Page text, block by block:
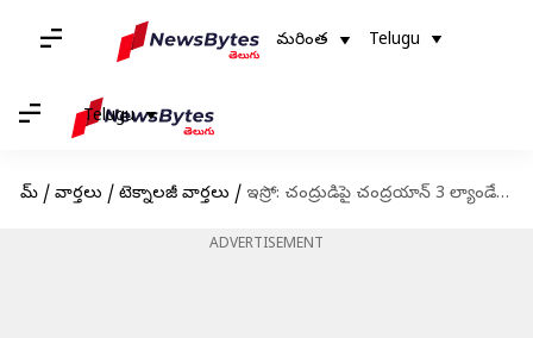
మరింత Telugu
Telugu
హోమ్ / వార్తలు / టెక్నాలజీ వార్తలు / ఇస్రో: చంద్రుడిపై చంద్రయాన్ 3 ల్యాండే అయ్యేటపుడు ఎన్ని దశలుంటాయో తెలుసా?
ADVERTISEMENT